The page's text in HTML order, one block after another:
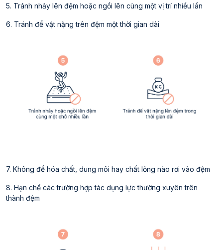
5. Tránh nhảy lên đệm hoặc ngồi lên cùng một vị trí nhiều lần
6. Tránh để vật nặng trên đệm một thời gian dài
7. Không để hóa chất, dung môi hay chất lỏng nào rơi vào đệm
8. Hạn chế các trường hợp tác dụng lực thường xuyên trên
thành đệm